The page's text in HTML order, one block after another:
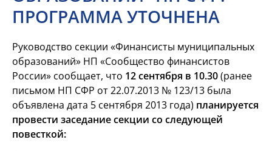
ПРОГРАММА УТОЧНЕНА
Руководство секции «Финансисты муниципальных
образований» НП «Сообщество финансистов
России» сообщает, что 12 сентября в 10.30(ранее
письмом НП СФР от 22.07.2013 № 123/13 была
объявлена дата 5 сентября 2013 года) планируется
провести заседание секции со следующей
повесткой: